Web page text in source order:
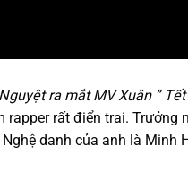
ra mắt MV Xuân ”
rất điển trai. Trưởng
danh của anh là Minh